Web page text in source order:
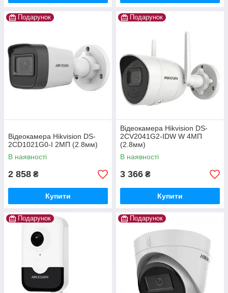
Подарунок
Відеокамера Hikvision DS-
2CD1021G0-I 2МП (2.8мм)
В наявності
2 858 ₴
Купити
Подарунок
Відеокамера Hikvision DS-
2CV2041G2-IDW W 4МП
(2.8мм)
В наявності
3 366 ₴
Купити
Подарунок Подарунок